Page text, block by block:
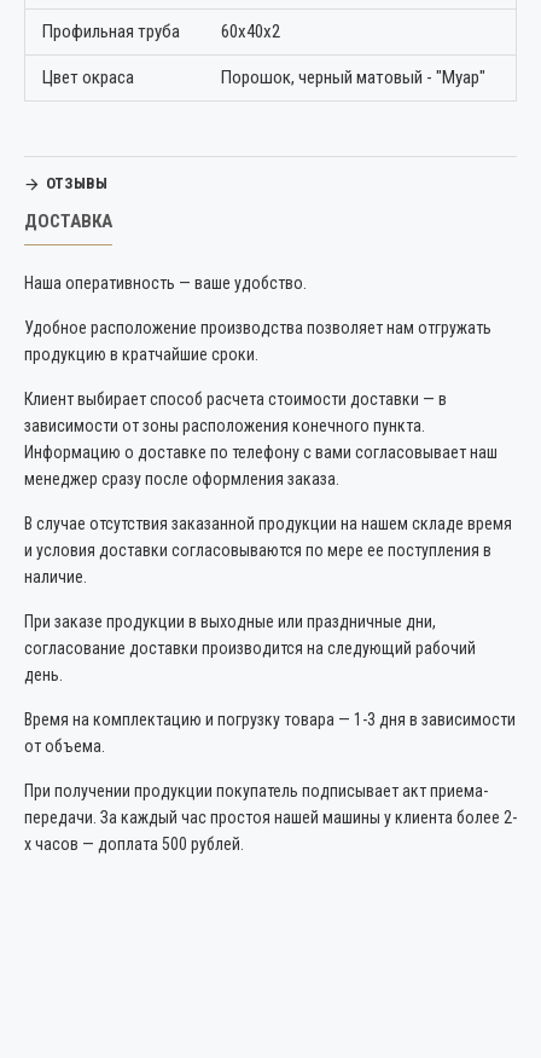
Профильная труба 60х40х2
Цвет окраса Порошок, черный матовый - "Муар"
ОТЗЫВЫ
ДОСТАВКА
Наша оперативность — ваше удобство.
Удобное расположение производства позволяет нам отгружать
продукцию в кратчайшие сроки.
Клиент выбирает способ расчета стоимости доставки — в
зависимости от зоны расположения конечного пункта.
Информацию о доставке по телефону с вами согласовывает наш
менеджер сразу после оформления заказа.
В случае отсутствия заказанной продукции на нашем складе время
и условия доставки согласовываются по мере ее поступления в
наличие.
При заказе продукции в выходные или праздничные дни,
согласование доставки производится на следующий рабочий
день.
Время на комплектацию и погрузку товара — 1-3 дня в зависимости
от объема.
При получении продукции покупатель подписывает акт приема-
передачи. За каждый час простоя нашей машины у клиента более 2-
х часов — доплата 500 рублей.